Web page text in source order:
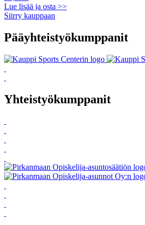
Lue lisää ja osta >>
Siirry kauppaan
Pääyhteistyökumppanit
Yhteistyökumppanit